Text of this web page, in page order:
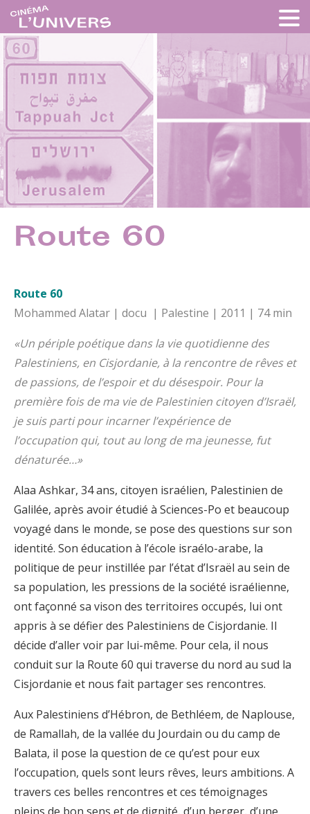
Route 60
Route 60
Mohammed Alatar | docu | Palestine | 2011 | 74 min
«Un périple poétique dans la vie quotidienne des
Palestiniens, en Cisjordanie, à la rencontre de rêves et
de passions, de l’espoir et du désespoir. Pour la
première fois de ma vie de Palestinien citoyen d’Israël,
je suis parti pour incarner l’expérience de
l’occupation qui, tout au long de ma jeunesse, fut
dénaturée…»
Alaa Ashkar, 34 ans, citoyen israélien, Palestinien de
Galilée, après avoir étudié à Sciences-Po et beaucoup
voyagé dans le monde, se pose des questions sur son
identité. Son éducation à l’école israélo-arabe, la
politique de peur instillée par l’état d’Israël au sein de
sa population, les pressions de la société israélienne,
ont façonné sa vison des territoires occupés, lui ont
appris à se défier des Palestiniens de Cisjordanie. Il
décide d’aller voir par lui-même. Pour cela, il nous
conduit sur la Route 60 qui traverse du nord au sud la
Cisjordanie et nous fait partager ses rencontres.
Aux Palestiniens d’Hébron, de Bethléem, de Naplouse,
de Ramallah, de la vallée du Jourdain ou du camp de
Balata, il pose la question de ce qu’est pour eux
l’occupation, quels sont leurs rêves, leurs ambitions. A
travers ces belles rencontres et ces témoignages